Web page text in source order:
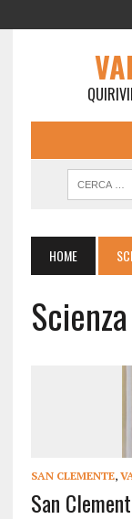
HOME
Scienza
SAN CLEMENTE,
San